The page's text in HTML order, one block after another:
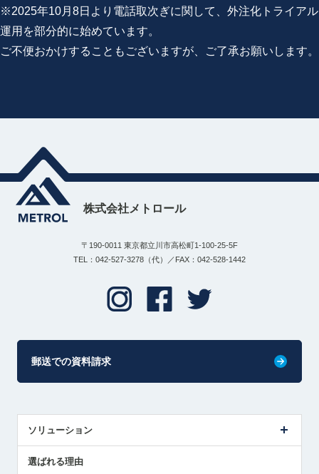
※2025年10月8日より電話取次ぎに関して、外注化トライアル
運用を部分的に始めています。
ご不便おかけすることもございますが、ご了承お願いします。
株式会社メトロール
〒190-0011 東京都立川市高松町1-100-25-5F
TEL：042-527-3278（代）／FAX：042-528-1442
郵送での資料請求
ソリューション
解決策提案
選ばれる理由